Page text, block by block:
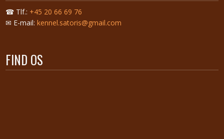
☎ Tlf.: +45 20 66 69 76
✉ E-mail: kennel.satoris@gmail.com
FIND OS